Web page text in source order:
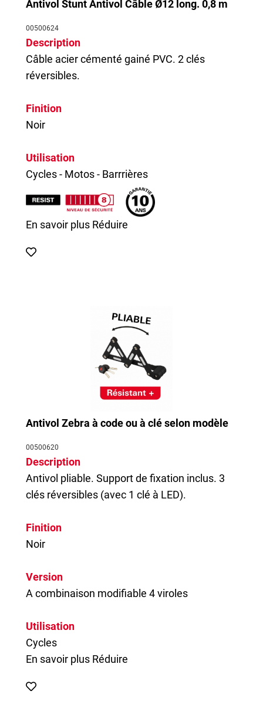
Antivol Stunt Antivol Câble Ø12 long. 0,8 m
00500624
Description
Câble acier cémenté gainé PVC. 2 clés
réversibles.
Finition
Noir
Utilisation
Cycles - Motos - Barrrières
En savoir plus Réduire
Antivol Zebra à code ou à clé selon modèle
00500620
Description
Antivol pliable. Support de fixation inclus. 3
clés réversibles (avec 1 clé à LED).
Finition
Noir
Version
A combinaison modifiable 4 viroles
Utilisation
Cycles
En savoir plus Réduire